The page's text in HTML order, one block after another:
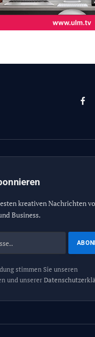
kreativen Nachrichten
Business.
stimmen Sie unseren
und unserer